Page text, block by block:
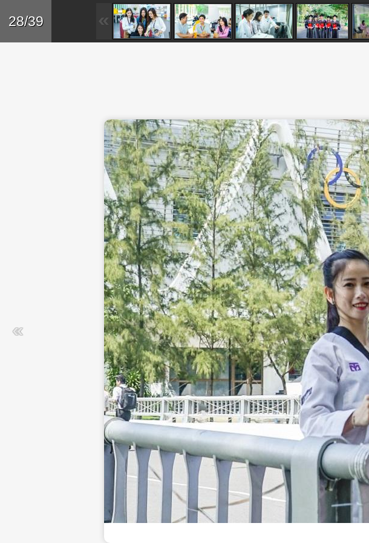
28/39 Trở lại